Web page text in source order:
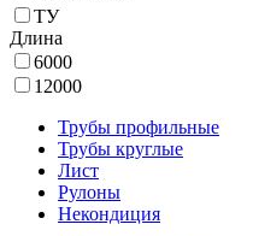
ТУ
Длина
6000
12000
Трубы профильные
Трубы круглые
Лист
Рулоны
Некондиция